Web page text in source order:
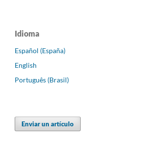
Idioma
Español (España)
English
Português (Brasil)
Enviar un artículo